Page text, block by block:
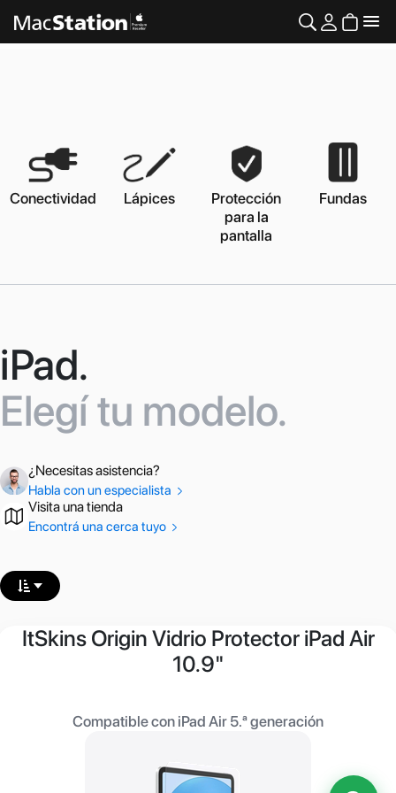
Conectividad Lápices
Protección
para la
pantalla
Fundas
iPad.
Elegí tu modelo.
¿Necesitas asistencia?
Habla con un especialista
Visita una tienda
Encontrá una cerca tuyo
ItSkins Origin Vidrio Protector iPad Air
10.9"
Compatible con iPad Air 5.ª generación